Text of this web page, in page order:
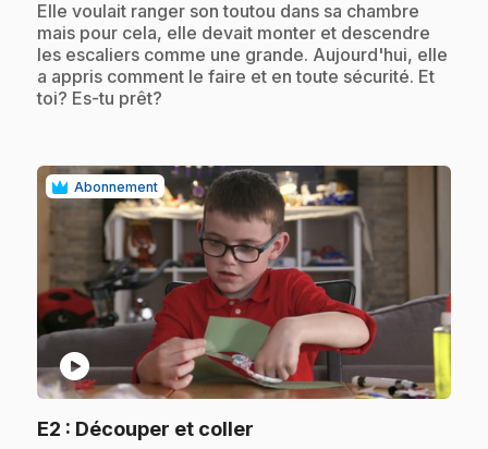
Elle voulait ranger son toutou dans sa chambre
mais pour cela, elle devait monter et descendre
les escaliers comme une grande. Aujourd'hui, elle
a appris comment le faire et en toute sécurité. Et
toi? Es-tu prêt?
Abonnement
play_circle
E2 : Découper et coller